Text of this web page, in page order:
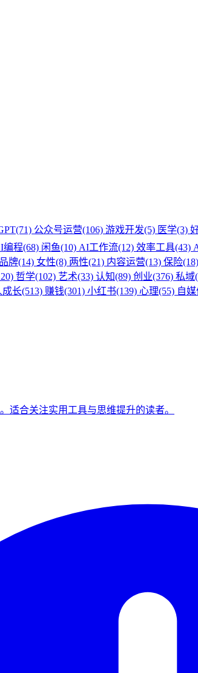
公众号运营(106) 游戏开发(5) 医学(3)
编程(68) 闲鱼(10) AI工作流(12) 效率工具(43)
品牌(14) 女性(8) 两性(21) 内容运营(13) 保险(18)
哲学(102) 艺术(33) 认知(89) 创业(376) 私域
长(513) 赚钱(301) 小红书(139) 心理(55) 自
适合关注实用工具与思维提升的读者。